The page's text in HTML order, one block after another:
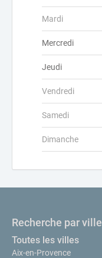
Mardi
Mercredi
Jeudi
Vendredi
Samedi
Dimanche
Recherche par ville
Toutes les villes
Aix-en-Provence